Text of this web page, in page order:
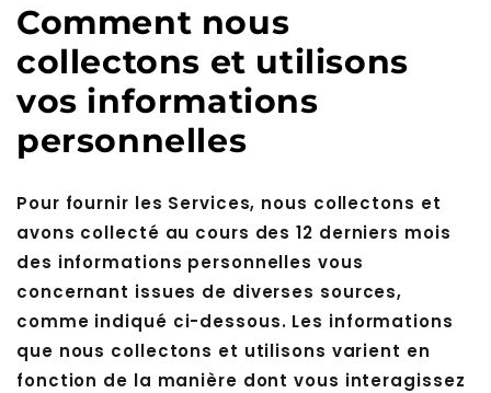
Comment nous
collectons et utilisons
vos informations
personnelles
Pour fournir les Services, nous collectons et
avons collecté au cours des 12 derniers mois
des informations personnelles vous
concernant issues de diverses sources,
comme indiqué ci-dessous. Les informations
que nous collectons et utilisons varient en
fonction de la manière dont vous interagissez